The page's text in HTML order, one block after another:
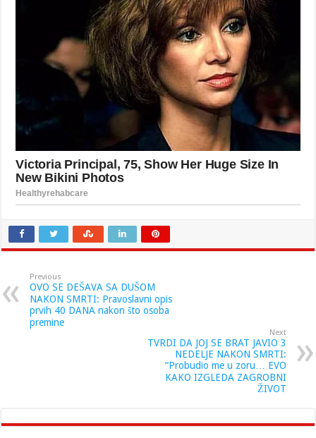
Previous
OVO SE DEŠAVA SA DUŠOM
NAKON SMRTI: Pravoslavni opis
prvih 40 DANA nakon što osoba
premine
Next
TVRDI DA JOJ SE BRAT JAVIO 3
NEDELJE NAKON SMRTI:
“Probudio me u zoru… EVO
KAKO IZGLEDA ZAGROBNI
ŽIVOT